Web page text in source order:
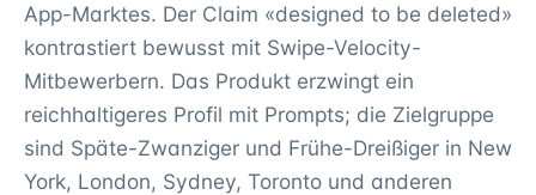
App-Marktes. Der Claim «designed to be deleted»
kontrastiert bewusst mit Swipe-Velocity-
Mitbewerbern. Das Produkt erzwingt ein
reichhaltigeres Profil mit Prompts; die Zielgruppe
sind Späte-Zwanziger und Frühe-Dreißiger in New
York, London, Sydney, Toronto und anderen